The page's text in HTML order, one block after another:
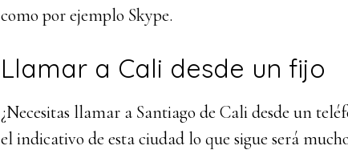
como por ejemplo Skype.
Llamar a Cali desde un fijo
¿Necesitas llamar a Santiago de Cali desde un
el indicativo de esta ciudad lo que sigue será